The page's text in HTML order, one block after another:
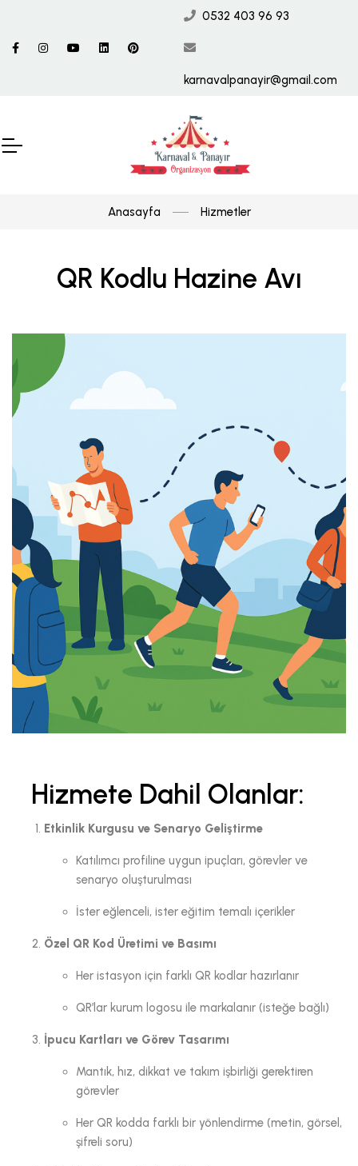
0532 403 96 93
karnavalpanayir@gmail.com
Anasayfa Hizmetler
QR Kodlu Hazine Avı
Hizmete Dahil Olanlar:
Etkinlik Kurgusu ve Senaryo Geliştirme
Katılımcı profiline uygun ipuçları, görevler ve
senaryo oluşturulması
İster eğlenceli, ister eğitim temalı içerikler
Özel QR Kod Üretimi ve Basımı
Her istasyon için farklı QR kodlar hazırlanır
QR’lar kurum logosu ile markalanır (isteğe bağlı)
İpucu Kartları ve Görev Tasarımı
Mantık, hız, dikkat ve takım işbirliği gerektiren
görevler
Her QR kodda farklı bir yönlendirme (metin, görsel,
şifreli soru)